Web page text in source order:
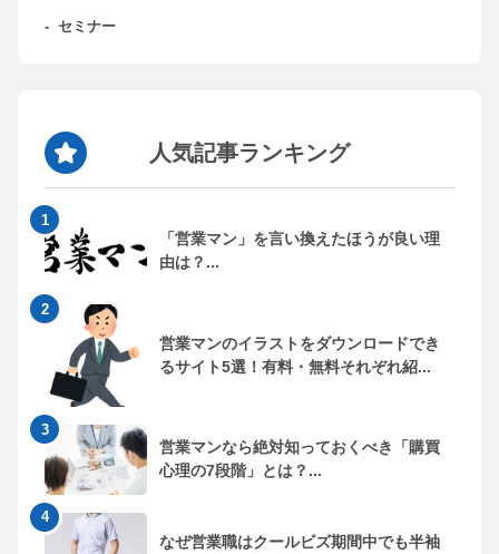
- セミナー
人気記事ランキング
「営業マン」を言い換えたほうが良い理
由は？...
営業マンのイラストをダウンロードでき
るサイト5選！有料・無料それぞれ紹...
営業マンなら絶対知っておくべき「購買
心理の7段階」とは？...
なぜ営業職はクールビズ期間中でも半袖